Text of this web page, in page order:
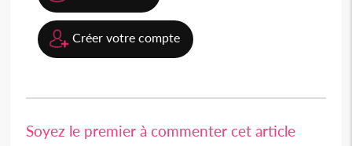
Créer votre compte
Soyez le premier à commenter cet article